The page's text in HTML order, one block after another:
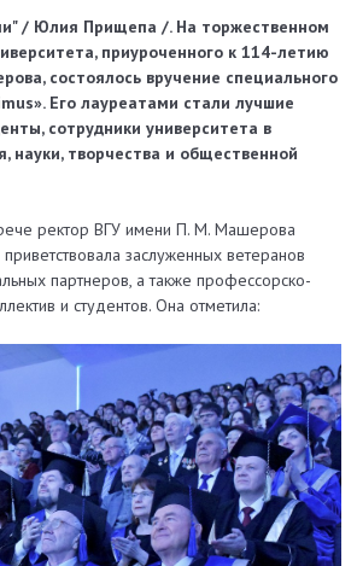
/ Юлия Прищепа /. На торжественном
приуроченного к 114-летию
состоялось вручение специального
Его лауреатами стали лучшие
сотрудники университета в
науки, творчества и общественной
ректор ВГУ имени П. М. Машерова
заслуженных ветеранов
партнеров, а также профессорско-
и студентов. Она отметила: